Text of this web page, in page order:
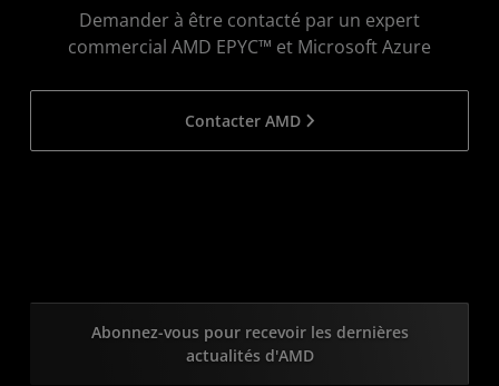
Demander à être contacté par un expert
commercial AMD EPYC™ et Microsoft Azure
Contacter AMD
Abonnez-vous pour recevoir les dernières
actualités d'AMD